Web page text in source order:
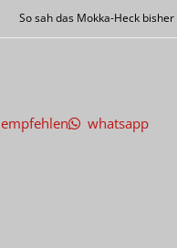
So sah das Mokka-Heck
empfehlen whatsapp